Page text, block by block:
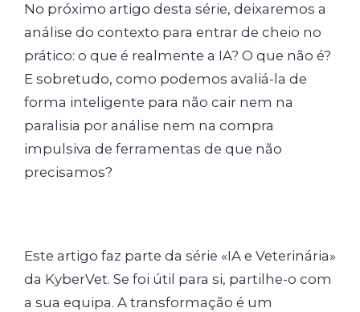
No próximo artigo desta série, deixaremos a
análise do contexto para entrar de cheio no
prático: o que é realmente a IA? O que não é?
E sobretudo, como podemos avaliá-la de
forma inteligente para não cair nem na
paralisia por análise nem na compra
impulsiva de ferramentas de que não
precisamos?
Este artigo faz parte da série «IA e Veterinária»
da KyberVet. Se foi útil para si, partilhe-o com
a sua equipa. A transformação é um